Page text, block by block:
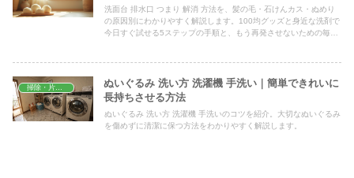
洗面台 排水口 つまり 解消 方法を、髪の毛・石けんカス・ぬめり
の原因別にわかりやすく解説します。100均グッズと身近な洗剤で
今日すぐ試せる5ステップの手順と、もう再発させないための毎
ぬいぐるみ 洗い方 洗濯機 手洗い｜簡単できれいに
長持ちさせる方法
ぬいぐるみ 洗い方 洗濯機 手洗いのコツを紹介。大切なぬいぐるみ
を傷めずに清潔に保つ方法をわかりやすく解説します。